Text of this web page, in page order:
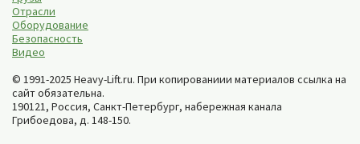
Отрасли
Оборудование
Безопасность
Видео
© 1991-2025 Heavy-Lift.ru. При копированиии материалов ссылка на
сайт обязательна.
190121, Россия, Санкт-Петербург, набережная канала
Грибоедова, д. 148-150.